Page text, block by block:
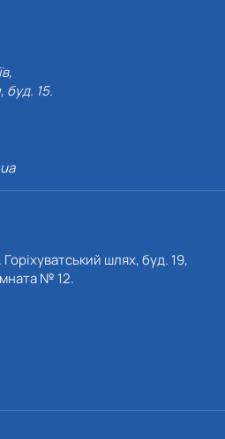
буд. 15.
Горіхуватський шлях, буд. 19,
№ 12.